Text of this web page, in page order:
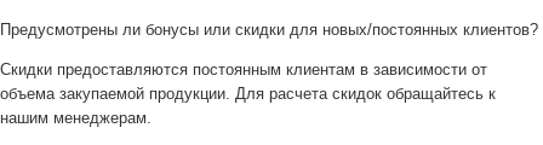
Предусмотрены ли бонусы или скидки для новых/постоянных клиентов?
Скидки предоставляются постоянным клиентам в зависимости от
объема закупаемой продукции. Для расчета скидок обращайтесь к
нашим менеджерам.